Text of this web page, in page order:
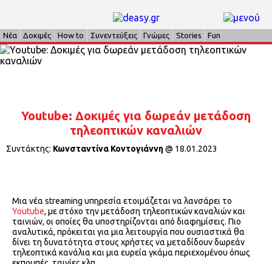
Νέα Δοκιμές How to Συνεντεύξεις Γνώμες Stories Fun
Youtube: Δοκιμές για δωρεάν μετάδοση
τηλεοπτικών καναλιών
Συντάκτης: Κωνσταντίνα Κοντογιάννη@ 18.01.2023
Μια νέα streaming υπηρεσία ετοιμάζεται να λανσάρει το
Youtube, με στόχο την μετάδοση τηλεοπτικών καναλιών και
ταινιών, οι οποίες θα υποστηρίζονται από διαφημίσεις. Πιο
αναλυτικά, πρόκειται για μια λειτουργία που ουσιαστικά θα
δίνει τη δυνατότητα στους χρήστες να μεταδίδουν δωρεάν
τηλεοπτικά κανάλια και μια ευρεία γκάμα περιεχομένου όπως